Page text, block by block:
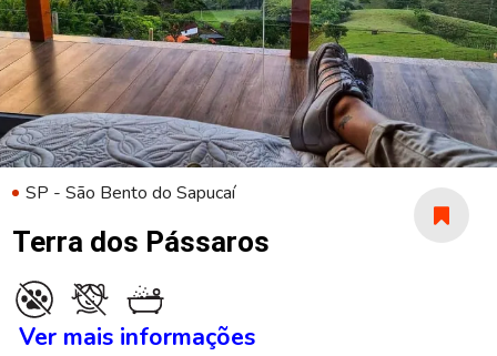
SP - São Bento do Sapucaí
Terra dos Pássaros
Ver mais informações